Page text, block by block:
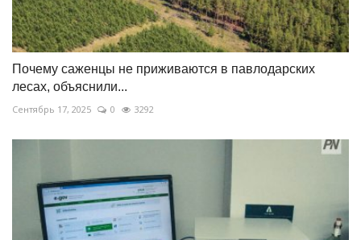
Почему саженцы не приживаются в павлодарских
лесах, объяснили...
Сентябрь 17, 2025 0 3292